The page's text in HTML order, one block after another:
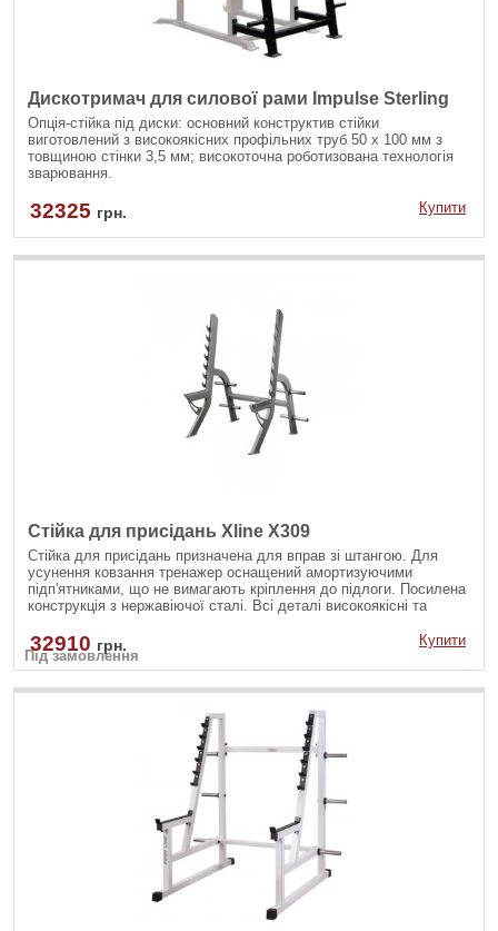
Дискотримач для силової рами Impulse Sterling
Опція-стійка під диски: основний конструктив стійки
виготовлений з високоякісних профільних труб 50 х 100 мм з
товщиною стінки 3,5 мм; високоточна роботизована технологія
зварювання.
32325 грн. Купити
Стійка для присідань Xline X309
Стійка для присідань призначена для вправ зі штангою. Для
усунення ковзання тренажер оснащений амортизуючими
підп'ятниками, що не вимагають кріплення до підлоги. Посилена
конструкція з нержавіючої сталі. Всі деталі високоякісні та
дозволяють інтенсивно експлуатувати його більше 12 годин на
добу.
Під замовлення
32910 грн. Купити